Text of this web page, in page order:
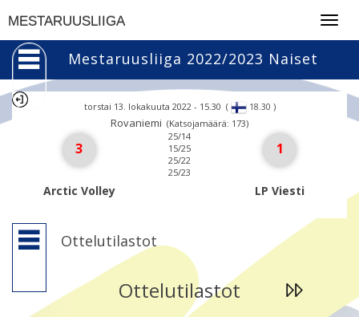
MESTARUUSLIIGA
Mestaruusliiga 2022/2023 Naiset
torstai 13. lokakuuta 2022 - 15.30 ( 18.30 )
Rovaniemi (Katsojamäärä: 173)
3
Arctic Volley
25/14
15/25
25/22
25/23
1
LP Viesti
Ottelutilastot
Ottelutilastot